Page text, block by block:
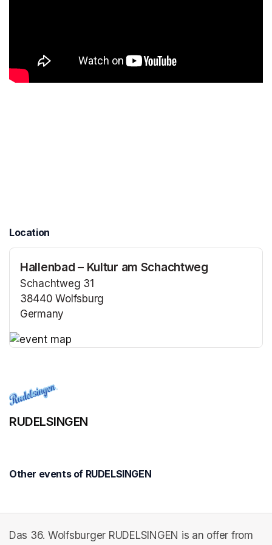
Location
Hallenbad – Kultur am Schachtweg
Schachtweg 31
38440 Wolfsburg
Germany
RUDELSINGEN
Other events of RUDELSINGEN
Das 36. Wolfsburger RUDELSINGEN is an offer from